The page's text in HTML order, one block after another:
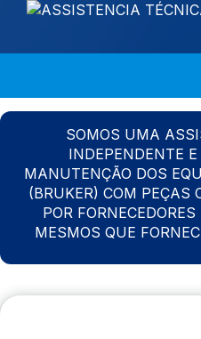
SOMOS UMA
INDEPENDENTE
MANUTENÇÃO DOS
(BRUKER) COM PEÇAS
POR
MESMOS QUE